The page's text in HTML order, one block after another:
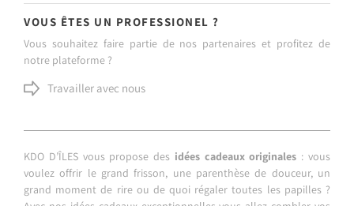
VOUS ÊTES UN PROFESSIONEL ?
Vous souhaitez faire partie de nos partenaires et profitez de
notre plateforme ?
Travailler avec nous
KDO D’ÎLES vous propose des idées cadeaux originales : vous
voulez offrir le grand frisson, une parenthèse de douceur, un
grand moment de rire ou de quoi régaler toutes les papilles ?